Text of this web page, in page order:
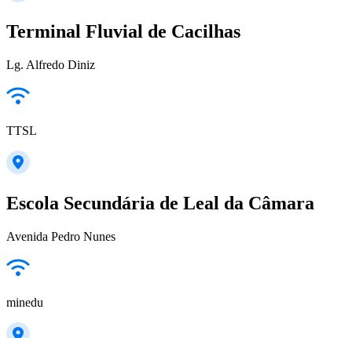
Terminal Fluvial de Cacilhas
Lg. Alfredo Diniz
TTSL
Escola Secundária de Leal da Câmara
Avenida Pedro Nunes
minedu